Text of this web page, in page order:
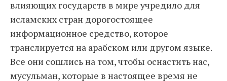
влияющих государств в мире учредило для
исламских стран дорогостоящее
информационное средство, которое
транслируется на арабском или другом языке.
Все они сошлись на том, чтобы оснастить нас,
мусульман, которые в настоящее время не